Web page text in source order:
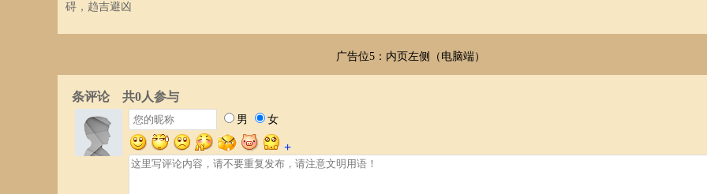
天贼 金匮 进贵 金星
祭祀 祈福 斋醮 酬神
碍，趋吉避凶
广告位5：内页左侧（电脑端）